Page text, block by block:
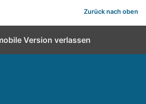
Zurück nach oben
Version verlassen